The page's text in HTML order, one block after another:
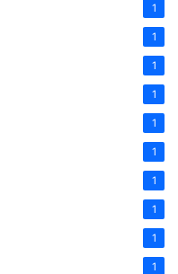
1
1
1
1
1
1
1
1
1
1